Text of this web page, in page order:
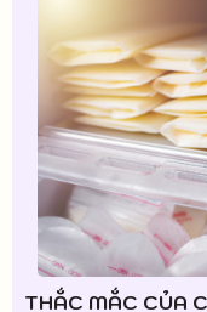
THẮC MẮC CỦA